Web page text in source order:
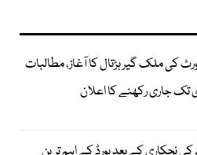
کی ملک گیر ہڑتال کا آغاز، مطالبات
تک جاری رکھنے کا اعلان